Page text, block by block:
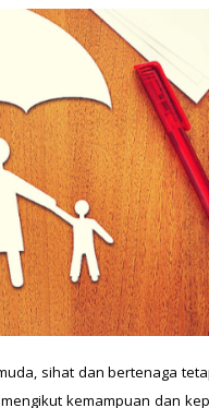
sihat dan bertenaga
kemampuan dan